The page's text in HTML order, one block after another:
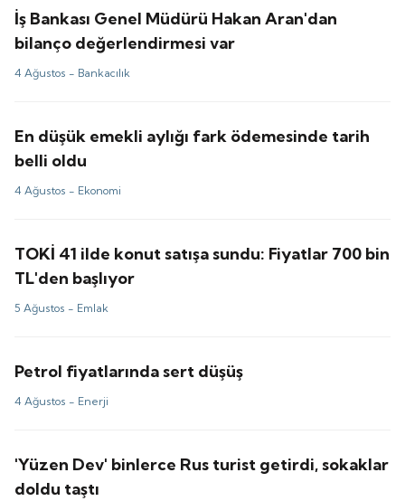
İş Bankası Genel Müdürü Hakan Aran'dan
bilanço değerlendirmesi var
4 Ağustos - Bankacılık
En düşük emekli aylığı fark ödemesinde tarih
belli oldu
4 Ağustos - Ekonomi
TOKİ 41 ilde konut satışa sundu: Fiyatlar 700 bin
TL'den başlıyor
5 Ağustos - Emlak
Petrol fiyatlarında sert düşüş
4 Ağustos - Enerji
'Yüzen Dev' binlerce Rus turist getirdi, sokaklar
doldu taştı